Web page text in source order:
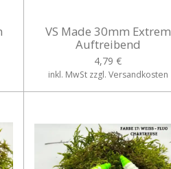
VS Made 30mm Extrem
Auftreibend
4,79 €
inkl. MwSt zzgl. Versandkosten